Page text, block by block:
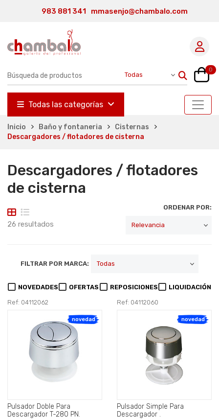
983 881 341 mmasenjo@chambalo.com
0
Todas las categorías
Inicio Baño y fontaneria
Cisternas
Descargadores / flotadores de cisterna
Descargadores / flotadores
de cisterna
26 resultados
ORDENAR POR:
FILTRAR POR MARCA:
NOVEDADES OFERTAS REPOSICIONES LIQUIDACIÓN
Ref: 04112062
novedad
Pulsador Doble Para
Descargador T-280 PN.
Ref: 04112060
novedad
Pulsador Simple Para
Descargador .